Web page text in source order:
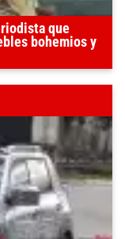
que
bohemios y